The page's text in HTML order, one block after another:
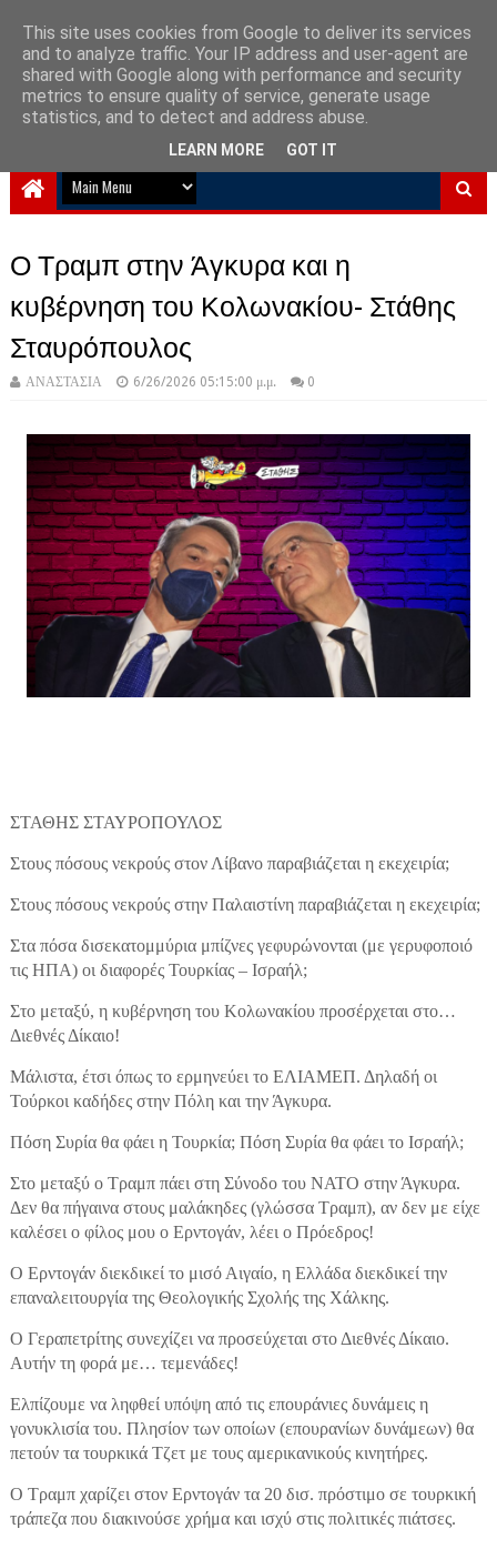
NewPlanet09
Ειδήσεις νέα από την Ελλάδα και τον κόσμο
Ο Τραμπ στην Άγκυρα και η
κυβέρνηση του Κολωνακίου- Στάθης
Σταυρόπουλος
ΑΝΑΣΤΑΣΙΑ 6/26/2026 05:15:00 μ.μ. 0
ΣΤΑΘΗΣ ΣΤΑΥΡΟΠΟΥΛΟΣ
Στους πόσους νεκρούς στον Λίβανο παραβιάζεται η εκεχειρία;
Στους πόσους νεκρούς στην Παλαιστίνη παραβιάζεται η εκεχειρία;
Στα πόσα δισεκατομμύρια μπίζνες γεφυρώνονται (με γερυφοποιό
τις ΗΠΑ) οι διαφορές Τουρκίας – Ισραήλ;
Στο μεταξύ, η κυβέρνηση του Κολωνακίου προσέρχεται στο…
Διεθνές Δίκαιο!
Μάλιστα, έτσι όπως το ερμηνεύει το ΕΛΙΑΜΕΠ. Δηλαδή οι
Τούρκοι καδήδες στην Πόλη και την Άγκυρα.
Πόση Συρία θα φάει η Τουρκία; Πόση Συρία θα φάει το Ισραήλ;
Στο μεταξύ ο Τραμπ πάει στη Σύνοδο του ΝΑΤΟ στην Άγκυρα.
Δεν θα πήγαινα στους μαλάκηδες (γλώσσα Τραμπ), αν δεν με είχε
καλέσει ο φίλος μου ο Ερντογάν, λέει ο Πρόεδρος!
Ο Ερντογάν διεκδικεί το μισό Αιγαίο, η Ελλάδα διεκδικεί την
επαναλειτουργία της Θεολογικής Σχολής της Χάλκης.
Ο Γεραπετρίτης συνεχίζει να προσεύχεται στο Διεθνές Δίκαιο.
Αυτήν τη φορά με… τεμενάδες!
Ελπίζουμε να ληφθεί υπόψη από τις επουράνιες δυνάμεις η
γονυκλισία του. Πλησίον των οποίων (επουρανίων δυνάμεων) θα
πετούν τα τουρκικά Τζετ με τους αμερικανικούς κινητήρες.
Ο Τραμπ χαρίζει στον Ερντογάν τα 20 δισ. πρόστιμο σε τουρκική
τράπεζα που διακινούσε χρήμα και ισχύ στις πολιτικές πιάτσες.
This site uses cookies from Google to deliver its services
and to analyze traffic. Your IP address and user-agent are
shared with Google along with performance and security
metrics to ensure quality of service, generate usage
statistics, and to detect and address abuse.
LEARN MORE GOT IT